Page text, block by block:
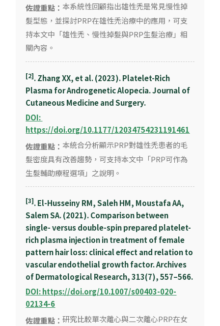
佐證重點： 本系統性回顧指出雄性禿是常見慢性掉
髮型態，並探討PRP在雄性禿治療中的應用，可支
持本文中「雄性禿、慢性掉髮與PRP生髮治療」相
關內容。
[2]. Zhang XX, et al. (2023). Platelet-Rich
Plasma for Androgenetic Alopecia. Journal of
Cutaneous Medicine and Surgery.
DOI:
https://doi.org/10.1177/12034754231191461
佐證重點： 本統合分析顯示PRP對雄性禿患者的毛
髮密度具有改善趨勢，可支持本文中「PRP可作為
生髮輔助療程選項」之說明。
[3]. El-Husseiny RM, Saleh HM, Moustafa AA,
Salem SA. (2021). Comparison between
single- versus double-spin prepared platelet-
rich plasma injection in treatment of female
pattern hair loss: clinical effect and relation to
vascular endothelial growth factor. Archives
of Dermatological Research, 313(7), 557–566.
DOI: https://doi.org/10.1007/s00403-020-
02134-6
佐證重點：研究比較單次離心與二次離心PRP在女